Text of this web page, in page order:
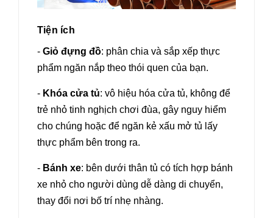
Tiện ích
- Giỏ đựng đồ: phân chia và sắp xếp thực
phẩm ngăn nắp theo thói quen của bạn.
- Khóa cửa tủ: vô hiệu hóa cửa tủ, không để
trẻ nhỏ tinh nghịch chơi đùa, gây nguy hiểm
cho chúng hoặc để ngăn kẻ xấu mở tủ lấy
thực phẩm bên trong ra.
- Bánh xe: bên dưới thân tủ có tích hợp bánh
xe nhỏ cho người dùng dễ dàng di chuyển,
thay đổi nơi bố trí nhẹ nhàng.